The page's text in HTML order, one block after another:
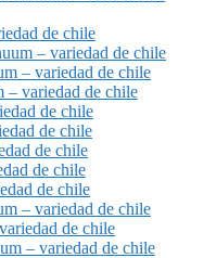
de chile
– variedad de chile
– variedad de chile
– variedad de chile
de chile
de chile
de chile
de chile
de chile
– variedad de chile
de chile
– variedad de chile